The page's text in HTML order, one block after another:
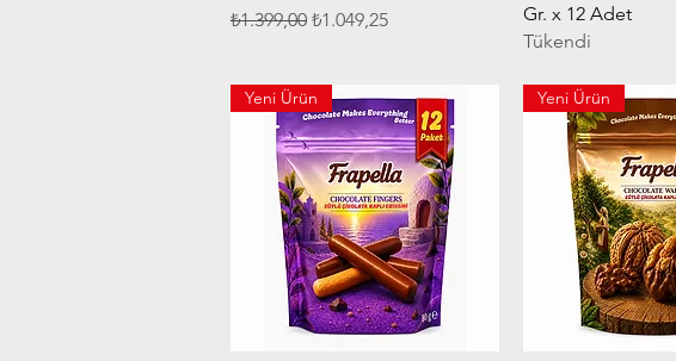
Normal Fiyat
₺1.399,00 İndirimli Fiyat
₺1.049,25
Gr. x 12 Adet
Tükendi
Yeni Ürün Yeni Ürün